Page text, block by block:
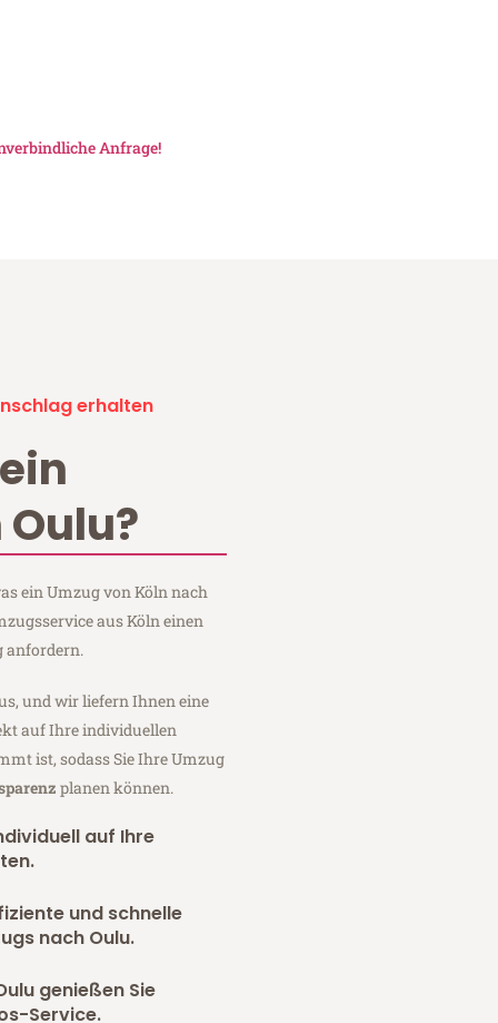
Anfrage!
erhalten
ein Umzug von Köln nach
aus Köln einen
anfordern.
und wir liefern Ihnen eine
auf Ihre individuellen
ist, sodass Sie Ihre Umzug
planen können.
auf Ihre
und schnelle
nach Oulu.
genießen Sie
Service.